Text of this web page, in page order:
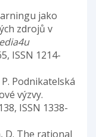
jako
zdrojů v
ISSN 1214-
Podnikatelská
výzvy.
ISSN 1338-
D. The rational